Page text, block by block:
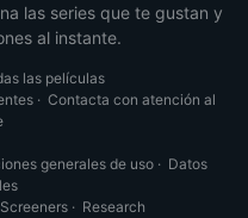
las series que te gustan y
al instante.
las películas
· Contacta con atención al
generales de uso· Datos
Screeners· Research